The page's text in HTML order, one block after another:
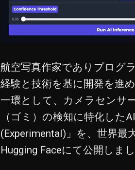
航空写真作家でありプログ
経験と技術を基に開発を進
一環として、カメラセンサ
（ゴミ）の検知に特化した
(Experimental)」を、世界
Hugging Faceにて公開しま